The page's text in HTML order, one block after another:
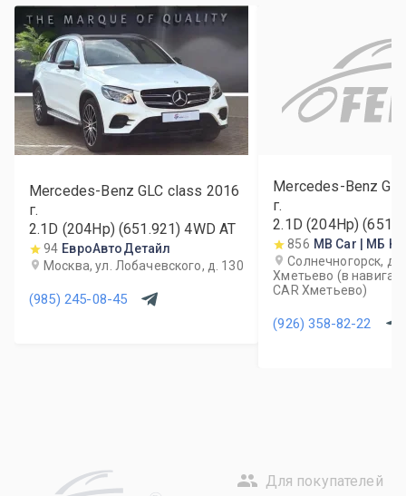
Mercedes-Benz GLC class 2016
г.
2.1D (204Hp) (651.921) 4WD AT
94 ЕвроАвтоДетайл
Москва, ул. Лобачевского, д. 130
(985) 245-08-45
Mercedes-Benz
г.
2.1D (204Hp)
856 MB Car | МБ
Солнечногорск,
Хметьево (в
CAR Хметьево)
(926) 358-82-22
Для покупателей